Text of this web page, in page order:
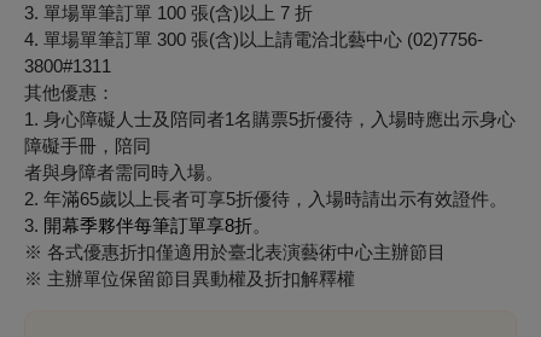
3. 單場單筆訂單 100 張(含)以上 7 折
4. 單場單筆訂單 300 張(含)以上請電洽北藝中心 (02)7756-
3800#1311
其他優惠：
1. 身心障礙人士及陪同者1名購票5折優待，入場時應出示身心
障礙手冊，陪同
者與身障者需同時入場。
2. 年滿65歲以上長者可享5折優待，入場時請出示有效證件。
3. 開幕季夥伴每筆訂單享8折。
※ 各式優惠折扣僅適用於臺北表演藝術中心主辦節目
※ 主辦單位保留節目異動權及折扣解釋權